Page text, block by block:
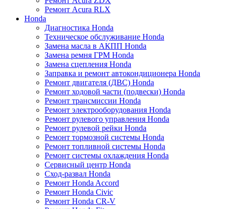
Ремонт Acura RLX
Honda
Диагностика Honda
Техническое обслуживание Honda
Замена масла в АКПП Honda
Замена ремня ГРМ Honda
Замена сцепления Honda
Заправка и ремонт автокондиционера Honda
Ремонт двигателя (ДВС) Honda
Ремонт ходовой части (подвески) Honda
Ремонт трансмиссии Honda
Ремонт электрооборудования Honda
Ремонт рулевого управления Honda
Ремонт рулевой рейки Honda
Ремонт тормозной системы Honda
Ремонт топливной системы Honda
Ремонт системы охлаждения Honda
Сервисный центр Honda
Сход-развал Honda
Ремонт Honda Accord
Ремонт Honda Civic
Ремонт Honda CR-V